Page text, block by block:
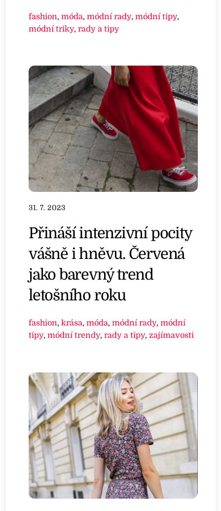
fashion,móda,módní rady,módní tipy,
módní triky,rady a tipy
31. 7. 2023
Přináší intenzivní pocity
vášně i hněvu. Červená
jako barevný trend
letošního roku
fashion,krása,móda,módní rady,módní
tipy,módní trendy,rady a tipy,zajímavosti